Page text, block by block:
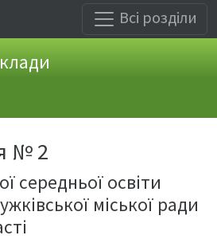
Всі розділи
№ 2
середньої освіти
міської ради